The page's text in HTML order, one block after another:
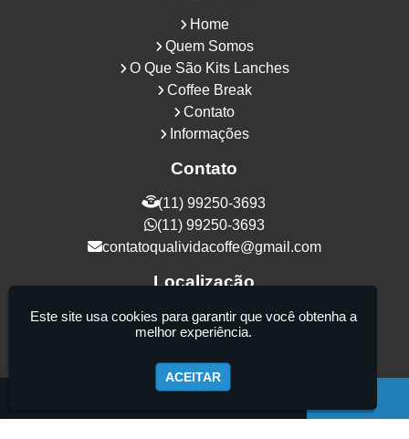
Home
Quem Somos
O Que São Kits Lanches
Coffee Break
Contato
Informações
Contato
(11) 99250-3693
(11) 99250-3693
contatoqualividacoffe@gmail.com
Localização
Rua Samurais, 27 - Vila Maria Alta - São
Paulo / SP - CEP: 02130-080
Este site usa cookies para garantir que você obtenha a
melhor experiência.
ACEITAR